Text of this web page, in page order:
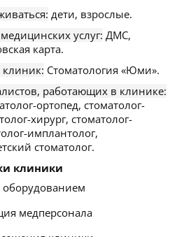
дети, взрослые.
услуг: ДМС,
карта.
клиник: Стоматология «Юми».
работающих в клинике:
ортопед, стоматолог-
хирург, стоматолог-
имплантолог,
стоматолог.
клиники
медперсонала